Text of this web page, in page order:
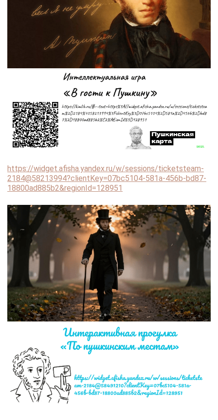
https://widget.afisha.yandex.ru/w/sessions/ticketsteam-
2184@58213994?clientKey=07bc5104-581a-456b-bd87-
18800ad885b2&regionId=128951